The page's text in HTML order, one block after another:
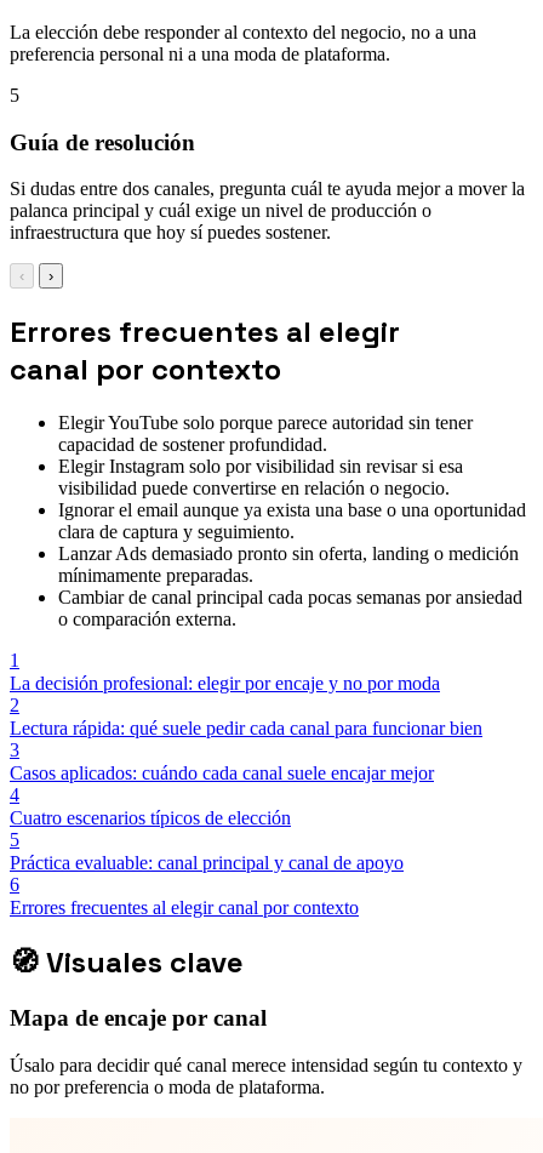
La elección debe responder al contexto del negocio, no a una
preferencia personal ni a una moda de plataforma.
5
Guía de resolución
Si dudas entre dos canales, pregunta cuál te ayuda mejor a mover la
palanca principal y cuál exige un nivel de producción o
infraestructura que hoy sí puedes sostener.
‹ ›
Errores frecuentes al elegir
canal por contexto
Elegir YouTube solo porque parece autoridad sin tener
capacidad de sostener profundidad.
Elegir Instagram solo por visibilidad sin revisar si esa
visibilidad puede convertirse en relación o negocio.
Ignorar el email aunque ya exista una base o una oportunidad
clara de captura y seguimiento.
Lanzar Ads demasiado pronto sin oferta, landing o medición
mínimamente preparadas.
Cambiar de canal principal cada pocas semanas por ansiedad
o comparación externa.
1
La decisión profesional: elegir por encaje y no por moda
2
Lectura rápida: qué suele pedir cada canal para funcionar bien
3
Casos aplicados: cuándo cada canal suele encajar mejor
4
Cuatro escenarios típicos de elección
5
Práctica evaluable: canal principal y canal de apoyo
6
Errores frecuentes al elegir canal por contexto
🧭Visuales clave
Mapa de encaje por canal
Úsalo para decidir qué canal merece intensidad según tu contexto y
no por preferencia o moda de plataforma.